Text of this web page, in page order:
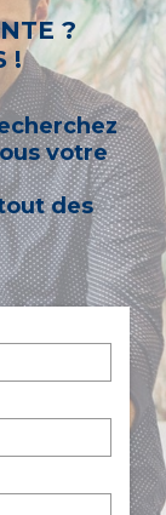
un « métier ».
?
!
votre
des